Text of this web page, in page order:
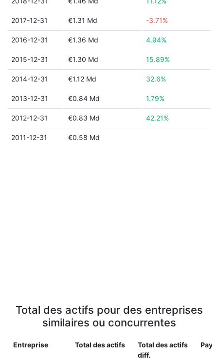
2017-12-31 €1.31 Md -3.71%
2016-12-31 €1.36 Md 4.94%
2015-12-31 €1.30 Md 15.89%
2014-12-31 €1.12 Md 32.6%
2013-12-31 €0.84 Md 1.79%
2012-12-31 €0.83 Md 42.21%
2011-12-31 €0.58 Md
Total des actifs pour des entreprises
similaires ou concurrentes
Entreprise Total des actifs
Total des actifs
diff.
Pays